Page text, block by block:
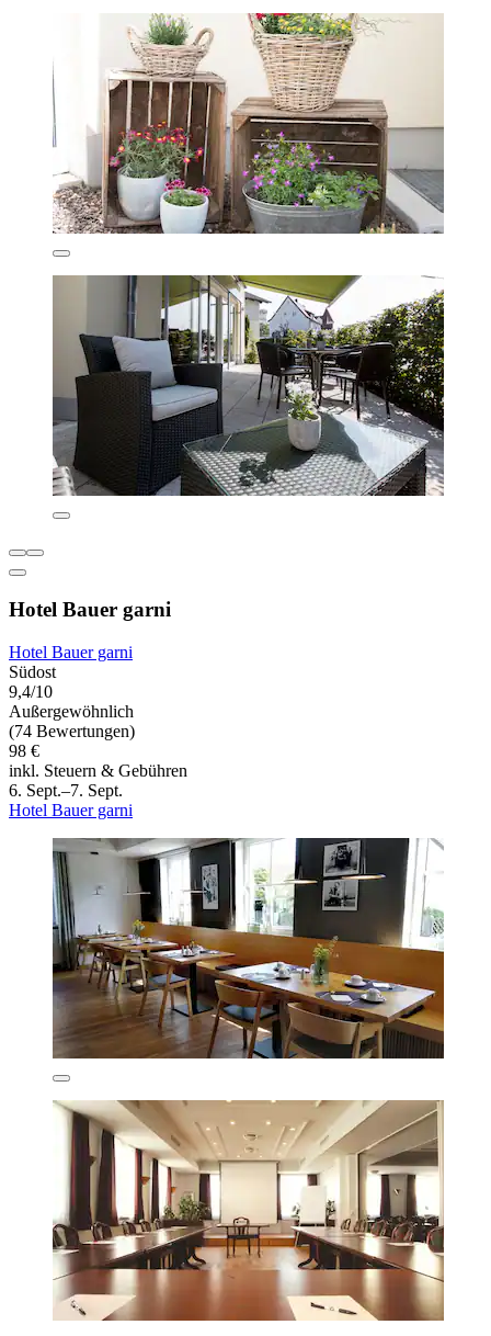
Hotel Bauer garni
Hotel Bauer garni
Südost
9,4/10
Außergewöhnlich
(74 Bewertungen)
98 €
inkl. Steuern & Gebühren
6. Sept.–7. Sept.
Hotel Bauer garni